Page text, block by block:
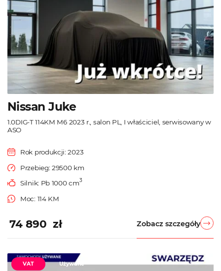
Nissan Juke
1.0DIG-T 114KM M6 2023 r., salon PL, I właściciel, serwisowany w
ASO
Rok produkcji: 2023
Przebieg: 29500 km
Silnik: Pb 1000 cm3
Moc: 114 KM
74 890 zł Zobacz szczegóły
VAT Używane